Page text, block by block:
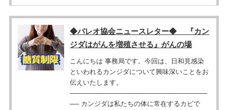
◆パレオ協会ニュースレター◆ 『カン
ジダはがんを増殖させる』がんの場
こんにちは 事務局です。今回は、日和見感染
といわれるカンジダについて興味深いことをお
伝えいたします。
──────────────────────────────
── カンジダは私たちの体に常在するカビで